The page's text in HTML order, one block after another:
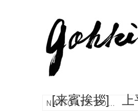
NAVIGATE TO…
[来賓挨拶]